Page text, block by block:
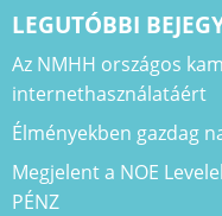
LEGUTÓBBI
Az NMHH országos
internethasználatáért
Élményekben gazdag
Megjelent a NOE
PÉNZ